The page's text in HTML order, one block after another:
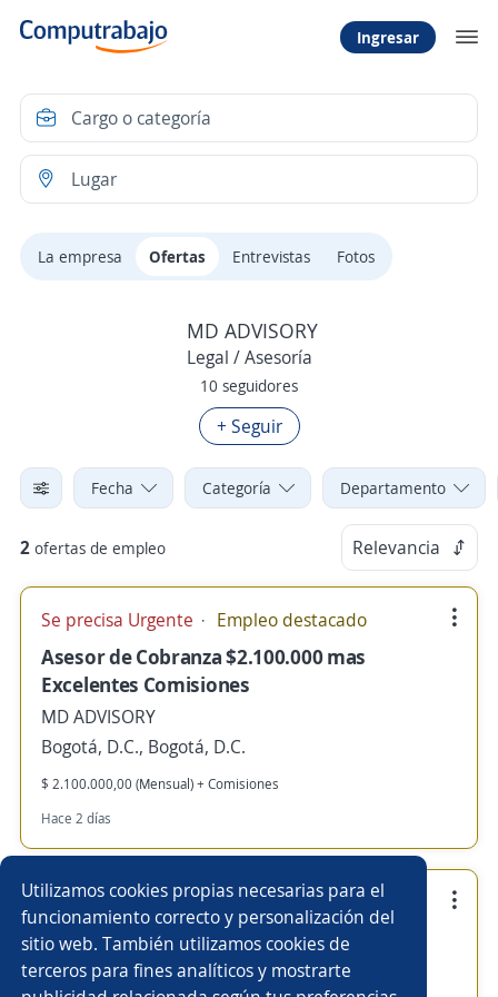
Utilizamos cookies propias necesarias para el
funcionamiento correcto y personalización del
sitio web. También utilizamos cookies de
terceros para fines analíticos y mostrarte
Ingresar
La empresa Ofertas Entrevistas Fotos
MD ADVISORY
Legal / Asesoría
10 seguidores
+ Seguir
Fecha Categoría Departamento
2 ofertas de empleo Relevancia
Se precisa Urgente Empleo destacado
Asesor de Cobranza $2.100.000 mas
Excelentes Comisiones
MD ADVISORY
Bogotá, D.C., Bogotá, D.C.
$ 2.100.000,00 (Mensual) + Comisiones
Hace 2 días
Se precisa Urgente Empleo destacado
dependiente/a judicial
MD ADVISORY